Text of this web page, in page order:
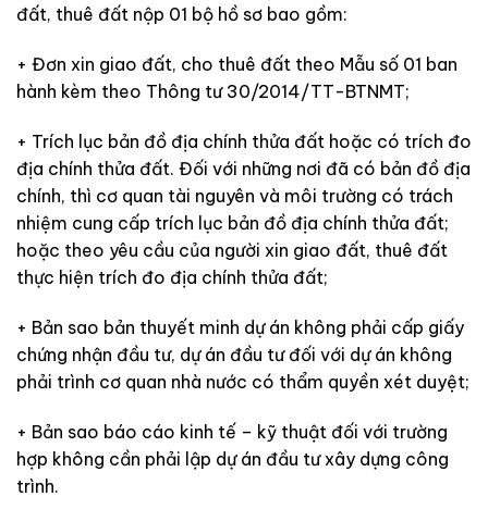
đất, thuê đất nộp 01 bộ hồ sơ bao gồm:
+ Đơn xin giao đất, cho thuê đất theo Mẫu số 01 ban
hành kèm theo Thông tư 30/2014/TT-BTNMT;
+ Trích lục bản đồ địa chính thửa đất hoặc có trích đo
địa chính thửa đất. Đối với những nơi đã có bản đồ địa
chính, thì cơ quan tài nguyên và môi trường có trách
nhiệm cung cấp trích lục bản đồ địa chính thửa đất;
hoặc theo yêu cầu của người xin giao đất, thuê đất
thực hiện trích đo địa chính thửa đất;
+ Bản sao bản thuyết minh dự án không phải cấp giấy
chứng nhận đầu tư, dự án đầu tư đối với dự án không
phải trình cơ quan nhà nước có thẩm quyền xét duyệt;
+ Bản sao báo cáo kinh tế – kỹ thuật đối với trường
hợp không cần phải lập dự án đầu tư xây dựng công
trình.